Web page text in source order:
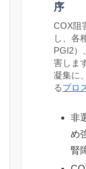
序
COX阻
し、各
PGI2）
害しま
凝集に
るプロ
非
め
腎